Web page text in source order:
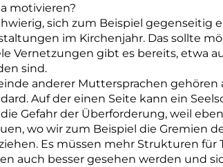
motivieren?
sich zum Beispiel gegenseitig
im Kirchenjahr. Das sollte
Vernetzungen gibt es bereits, etwa
sind.
anderer Muttersprachen gehören
Auf der einen Seite kann ein
Gefahr der Überforderung, weil
wo wir zum Beispiel die Gremien
Es müssen mehr Strukturen für
auch besser gesehen werden und